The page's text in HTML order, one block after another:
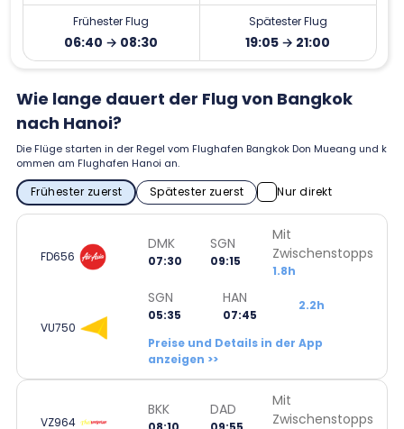
Frühester Flug
06:40 → 08:30
Spätester Flug
19:05 → 21:00
Wie lange dauert der Flug von Bangkok
nach Hanoi?
Die Flüge starten in der Regel vom Flughafen Bangkok Don Mueang und k
ommen am Flughafen Hanoi an.
Frühester zuerst Spätester zuerst Nur direkt
FD656
DMK
07:30
SGN
09:15
Mit
Zwischenstopps
1.8h
VU750
SGN
05:35
HAN
07:45
2.2h
Preise und Details in der App
anzeigen >>
VZ964
BKK DAD
Mit
Zwischenstopps